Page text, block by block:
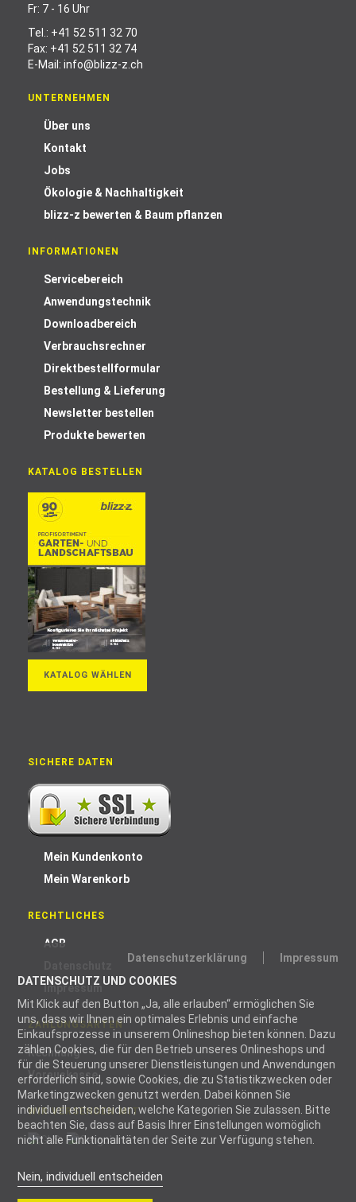
Datenschutzerklärung
Impressum
DATENSCHUTZ UND COOKIES
Mit Klick auf den Button „Ja, alle erlauben“ ermöglichen Sie
uns, dass wir Ihnen ein optimales Erlebnis und einfache
Einkaufsprozesse in unserem Onlineshop bieten können. Dazu
zählen Cookies, die für den Betrieb unseres Onlineshops und
für die Steuerung unserer Dienstleistungen und Anwendungen
erforderlich sind, sowie Cookies, die zu Statistikzwecken oder
Marketingzwecken genutzt werden. Dabei können Sie
individuell entscheiden, welche Kategorien Sie zulassen. Bitte
beachten Sie, dass auf Basis Ihrer Einstellungen womöglich
nicht alle Funktionalitäten der Seite zur Verfügung stehen.
Nein, individuell entscheiden
Fr: 7 - 16 Uhr
Tel.: +41 52 511 32 70
Fax: +41 52 511 32 74
E-Mail: info@blizz-z.ch
UNTERNEHMEN
Über uns
Kontakt
Jobs
Ökologie & Nachhaltigkeit
blizz-z bewerten & Baum pflanzen
INFORMATIONEN
Servicebereich
Anwendungstechnik
Downloadbereich
Verbrauchsrechner
Direktbestellformular
Bestellung & Lieferung
Newsletter bestellen
Produkte bewerten
KATALOG BESTELLEN
KATALOG WÄHLEN
SICHERE DATEN
Mein Kundenkonto
Mein Warenkorb
RECHTLICHES
AGB
Impressum
ZAHLUNGSARTEN
Rechnung
Vorauskasse
WIR VERSENDEN MIT